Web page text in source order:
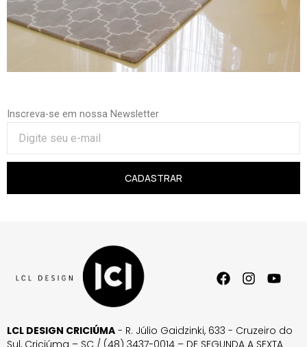
Inscreva-se em nossa Newsletter
CADASTRAR
LCL DESIGN CRICIÚMA - R. Júlio Gaidzinki, 633 - Cruzeiro do
Sul, Criciúma – SC / (48) 3437-0014 – DE SEGUNDA A SEXTA